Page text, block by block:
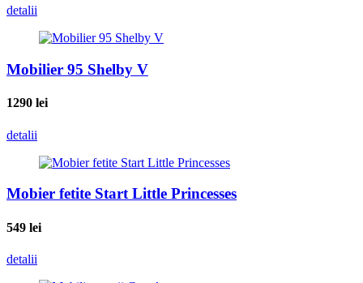
detalii
Mobilier 95 Shelby V
1290 lei
detalii
Mobier fetite Start Little Princesses
549 lei
detalii